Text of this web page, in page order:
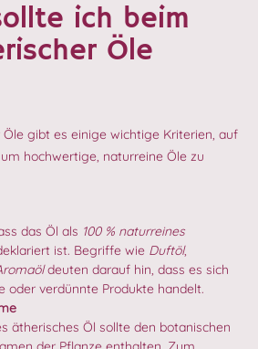
ich beim
Öle
gibt es einige wichtige Kriterien, auf
hochwertige, naturreine Öle zu
das Öl als 100 % naturreines
ist. Begriffe wie Duftöl,
deuten darauf hin, dass es sich
oder verdünnte Produkte handelt.
ätherisches Öl sollte den botanischen